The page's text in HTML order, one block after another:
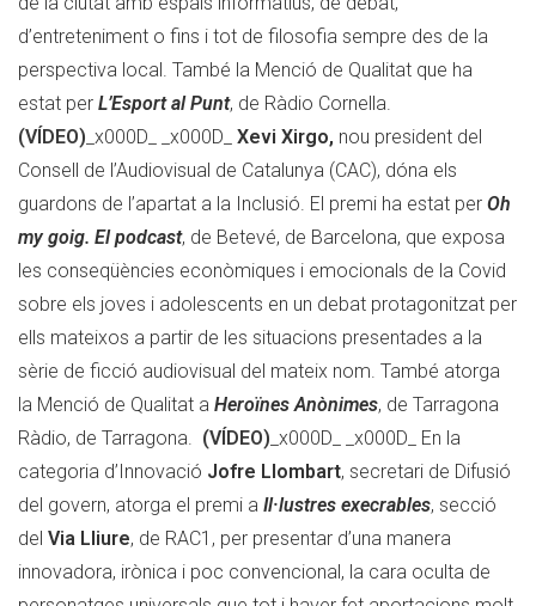
d’entreteniment o fins i tot de filosofia sempre des de la
perspectiva local. També la Menció de Qualitat que ha
estat per L’Esport al Punt, de Ràdio Cornella.
(VÍDEO) _x000D_ _x000D_ Xevi Xirgo, nou president del
Consell de l’Audiovisual de Catalunya (CAC), dóna els
guardons de l’apartat a la Inclusió. El premi ha estat per Oh
my goig. El podcast, de Betevé, de Barcelona, que exposa
les conseqüències econòmiques i emocionals de la Covid
sobre els joves i adolescents en un debat protagonitzat per
ells mateixos a partir de les situacions presentades a la
sèrie de ficció audiovisual del mateix nom. També atorga
la Menció de Qualitat a Heroïnes Anònimes, de Tarragona
Ràdio, de Tarragona.
(VÍDEO) _x000D_ _x000D_ En la
categoria d’Innovació Jofre Llombart, secretari de Difusió
del govern, atorga el premi a Il·lustres execrables, secció
del Via Lliure, de RAC1, per presentar d’una manera
innovadora, irònica i poc convencional, la cara oculta de